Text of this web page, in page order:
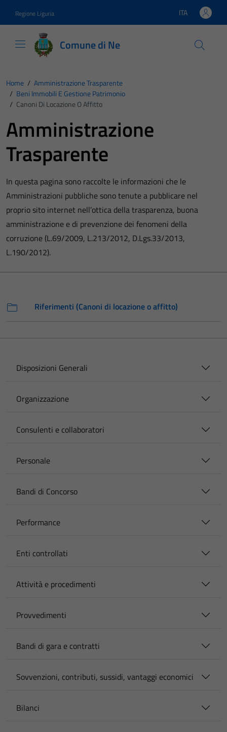
Regione Liguria Lingua attiva:
ITA
Comune di Ne
Home / Amministrazione Trasparente
/ Beni Immobili E Gestione Patrimonio
/ Canoni Di Locazione O Affitto
Amministrazione
Trasparente
In questa pagina sono raccolte le informazioni che le
Amministrazioni pubbliche sono tenute a pubblicare nel
proprio sito internet nell’ottica della trasparenza, buona
amministrazione e di prevenzione dei fenomeni della
corruzione (L.69/2009, L.213/2012, D.Lgs.33/2013,
L.190/2012).
Riferimenti (Canoni di locazione o affitto)
Disposizioni Generali
Organizzazione
Consulenti e collaboratori
Personale
Bandi di Concorso
Performance
Enti controllati
Attività e procedimenti
Provvedimenti
Bandi di gara e contratti
Sovvenzioni, contributi, sussidi, vantaggi economici
Bilanci